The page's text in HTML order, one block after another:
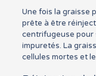
Une fois la graisse
prête à être
centrifugeuse pour
impuretés. La
cellules mortes et